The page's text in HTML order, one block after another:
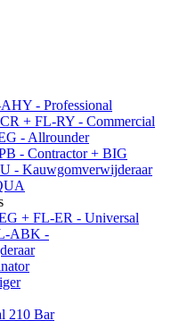
- Professional
+ FL-RY - Commercial
- Allrounder
- Contractor + BIG
- Kauwgomverwijderaar
+ FL-ER - Universal
ABK -
210 Bar